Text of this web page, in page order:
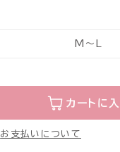
M〜L
カートに
お支払いについて